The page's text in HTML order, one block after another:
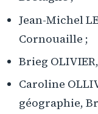
Jean-Michel
Cornouaille ;
Brieg
Caroline
géographie,